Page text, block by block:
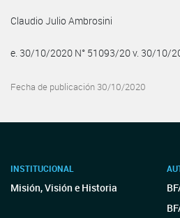
Claudio Julio Ambrosini
e. 30/10/2020 N° 51093/20 v. 30/10/
Fecha de publicación 30/10/2020
INSTITUCIONAL
Misión, Visión e Historia